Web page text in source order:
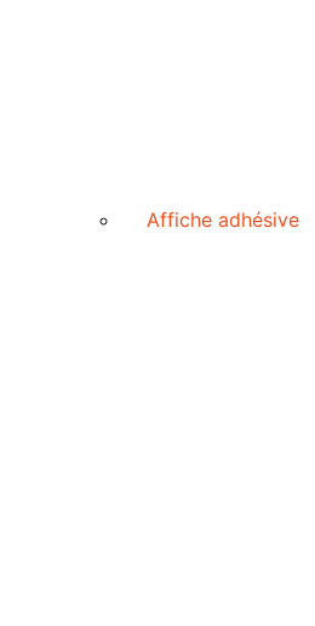
Affiche adhésive